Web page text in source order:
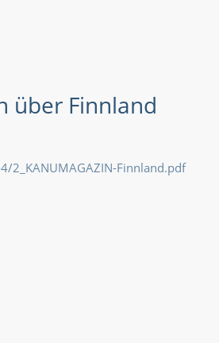
über Finnland
Finnland.pdf